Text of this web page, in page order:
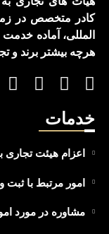
کادر متخصص در
المللی، آماده
هرچه بیشتر برند و
خدمات
اعزام هیئت تجاری
امور مرتبط با
مشاوره در مورد